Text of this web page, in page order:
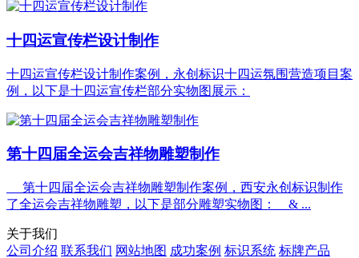
十四运宣传栏设计制作
十四运宣传栏设计制作案例，永创标识十四运氛围营造项目案
例，以下是十四运宣传栏部分实物图展示：
第十四届全运会吉祥物雕塑制作
第十四届全运会吉祥物雕塑制作案例，西安永创标识制作
了全运会吉祥物雕塑，以下是部分雕塑实物图： & ...
关于我们
公司介绍 联系我们 网站地图 成功案例 标识系统 标牌产品